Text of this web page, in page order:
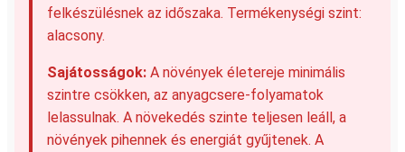
felkészülésnek az időszaka. Termékenységi szint:
alacsony.
Sajátosságok: A növények életereje minimális
szintre csökken, az anyagcsere-folyamatok
lelassulnak. A növekedés szinte teljesen leáll, a
növények pihennek és energiát gyűjtenek. A